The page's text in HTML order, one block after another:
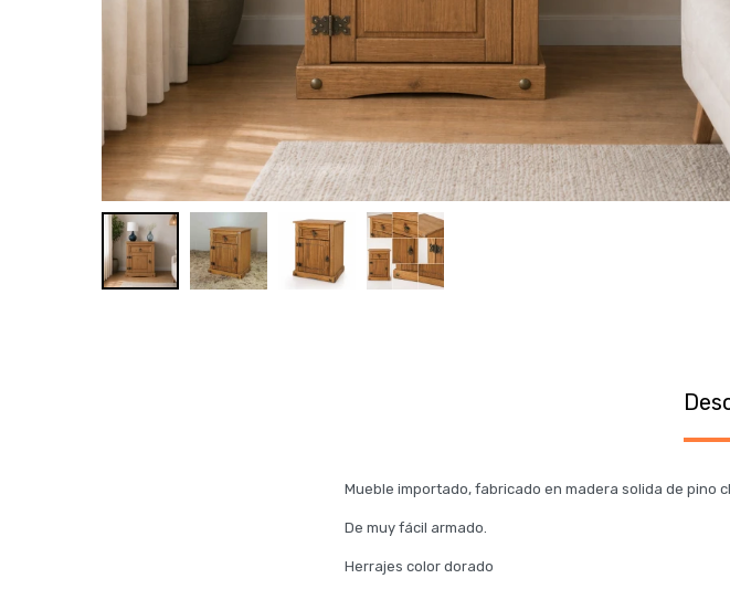
Mueble importado, fabricado en madera solida de pino
De muy fácil armado.
Herrajes color dorado